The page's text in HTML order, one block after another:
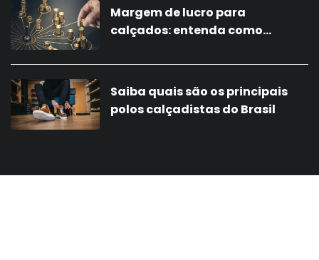
Margem de lucro para
calçados: entenda como
Saiba quais são os principais
polos calçadistas do Brasil